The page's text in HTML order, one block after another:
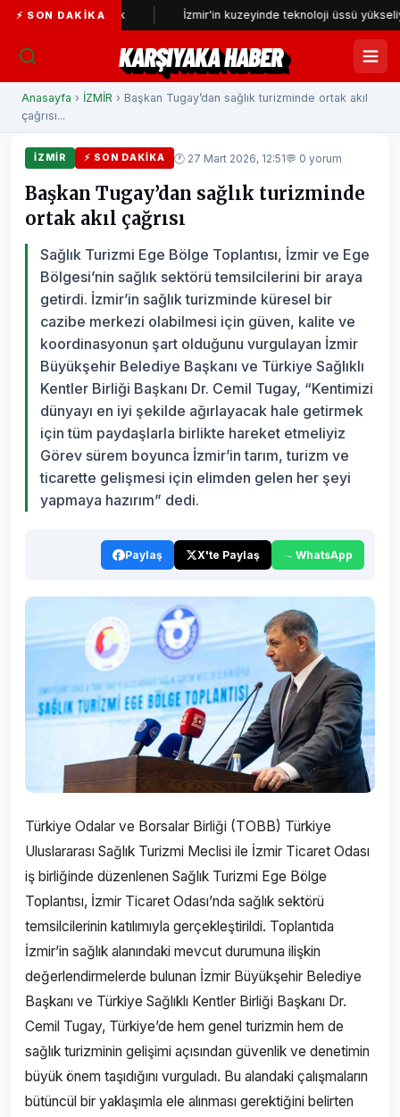
⚡ SON DAKIKA İzmir'in kuzeyinde teknoloji üssü yükseliyor
KARŞIYAKA HABER
Anasayfa › İZMİR › Başkan Tugay’dan sağlık turizminde ortak akıl
çağrısı...
İZMİR ⚡ SON DAKIKA 🕐 27 Mart 2026, 12:51💬 0 yorum
Başkan Tugay’dan sağlık turizminde
ortak akıl çağrısı
Sağlık Turizmi Ege Bölge Toplantısı, İzmir ve Ege
Bölgesi’nin sağlık sektörü temsilcilerini bir araya
getirdi. İzmir’in sağlık turizminde küresel bir
cazibe merkezi olabilmesi için güven, kalite ve
koordinasyonun şart olduğunu vurgulayan İzmir
Büyükşehir Belediye Başkanı ve Türkiye Sağlıklı
Kentler Birliği Başkanı Dr. Cemil Tugay, “Kentimizi
dünyayı en iyi şekilde ağırlayacak hale getirmek
için tüm paydaşlarla birlikte hareket etmeliyiz
Görev sürem boyunca İzmir’in tarım, turizm ve
ticarette gelişmesi için elimden gelen her şeyi
yapmaya hazırım” dedi.
Paylaş X'te Paylaş WhatsApp
Türkiye Odalar ve Borsalar Birliği (TOBB) Türkiye
Uluslararası Sağlık Turizmi Meclisi ile İzmir Ticaret Odası
iş birliğinde düzenlenen Sağlık Turizmi Ege Bölge
Toplantısı, İzmir Ticaret Odası’nda sağlık sektörü
temsilcilerinin katılımıyla gerçekleştirildi. Toplantıda
İzmir’in sağlık alanındaki mevcut durumuna ilişkin
değerlendirmelerde bulunan İzmir Büyükşehir Belediye
Başkanı ve Türkiye Sağlıklı Kentler Birliği Başkanı Dr.
Cemil Tugay, Türkiye’de hem genel turizmin hem de
sağlık turizminin gelişimi açısından güvenlik ve denetimin
büyük önem taşıdığını vurguladı. Bu alandaki çalışmaların
bütüncül bir yaklaşımla ele alınması gerektiğini belirten